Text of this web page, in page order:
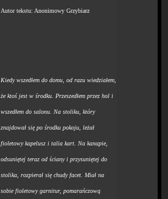
Autor tekstu: Anonimowy Grzybiarz
Kiedy wszedłem do domu, od razu wiedziałem,
że ktoś jest w środku. Przeszedłem przez hol i
wszedłem do salonu. Na stoliku, który
znajdował się po środku pokoju, leżał
fioletowy kapelusz i talia kart. Na kanapie,
odsuniętej teraz od ściany i przysuniętej do
stolika, rozpierał się chudy facet. Miał na
sobie fioletowy garnitur, pomarańczową